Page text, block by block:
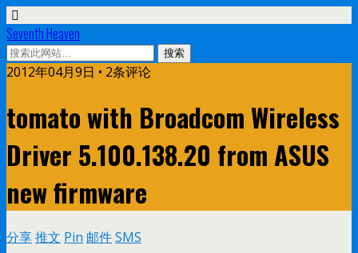
Seventh Heaven
2012年04月9日 • 2条评论
tomato with Broadcom Wireless
Driver 5.100.138.20 from ASUS
new firmware
分享推文 Pin 邮件SMS